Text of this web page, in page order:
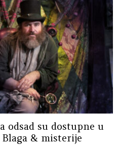
odsad su dostupne u
& misterije